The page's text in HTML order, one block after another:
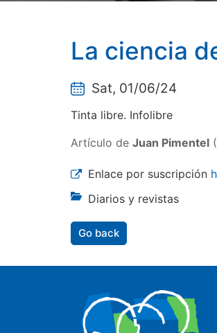
La ciencia
Sat, 01/06/24
Tinta libre. Infolibre
Artículo de Juan Pimentel
Enlace por suscripción
Diarios y revistas
Go back